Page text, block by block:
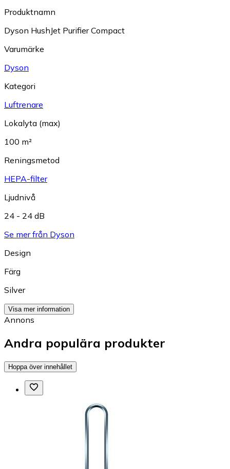
Produktnamn
Dyson HushJet Purifier Compact
Varumärke
Dyson
Kategori
Luftrenare
Lokalyta (max)
100 m²
Reningsmetod
HEPA-filter
Ljudnivå
24 - 24 dB
Se mer från Dyson
Design
Färg
Silver
Visa mer information
Annons
Andra populära produkter
Hoppa över innehållet